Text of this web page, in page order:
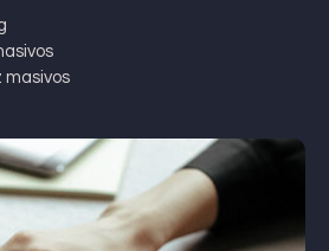
masivos